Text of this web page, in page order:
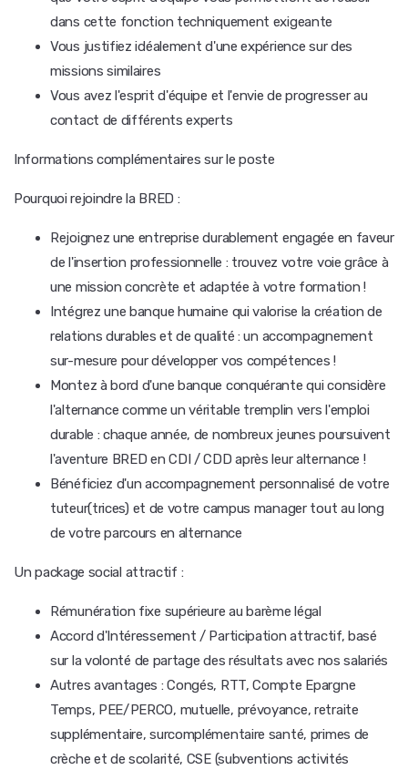
dans cette fonction techniquement exigeante
Vous justifiez idéalement d'une expérience sur des
missions similaires
Vous avez l'esprit d'équipe et l'envie de progresser au
contact de différents experts
Informations complémentaires sur le poste
Pourquoi rejoindre la BRED :
Rejoignez une entreprise durablement engagée en faveur
de l'insertion professionnelle : trouvez votre voie grâce à
une mission concrète et adaptée à votre formation !
Intégrez une banque humaine qui valorise la création de
relations durables et de qualité : un accompagnement
sur-mesure pour développer vos compétences !
Montez à bord d'une banque conquérante qui considère
l'alternance comme un véritable tremplin vers l'emploi
durable : chaque année, de nombreux jeunes poursuivent
l'aventure BRED en CDI / CDD après leur alternance !
Bénéficiez d'un accompagnement personnalisé de votre
tuteur(trices) et de votre campus manager tout au long
de votre parcours en alternance
Un package social attractif :
Rémunération fixe supérieure au barème légal
Accord d'Intéressement / Participation attractif, basé
sur la volonté de partage des résultats avec nos salariés
Autres avantages : Congés, RTT, Compte Epargne
Temps, PEE/PERCO, mutuelle, prévoyance, retraite
supplémentaire, surcomplémentaire santé, primes de
crèche et de scolarité, CSE (subventions activités